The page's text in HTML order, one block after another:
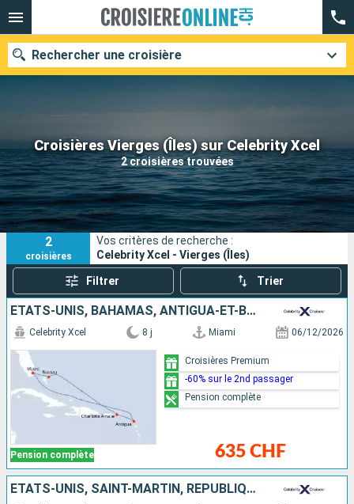
Croisières Vierges (Îles) sur Celebrity Xcel
2 croisières trouvées
Rechercher une croisière
Nos destinations
Mois de départ
Ports Compagnies
Rechercher
2
croisières
Vos critères de recherche :
Celebrity Xcel - Vierges (Îles)
Filtrer Trier
ÉTATS-UNIS, BAHAMAS, ANTIGUA-ET-BARBUDA
Pension complète
Celebrity Xcel 8 j Miami 06/12/2026
635 CHF
Croisières Premium
-60% sur le 2nd passager
Pension complète
ÉTATS-UNIS, SAINT-MARTIN, RÉPUBLIQUE DOMINICAINE